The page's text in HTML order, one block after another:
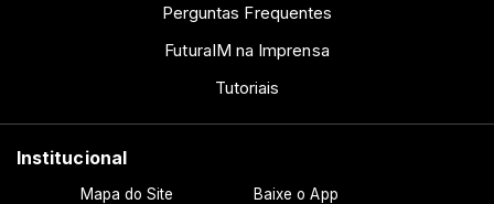
Perguntas Frequentes
FuturaIM na Imprensa
Tutoriais
Institucional
Mapa do Site Baixe o App